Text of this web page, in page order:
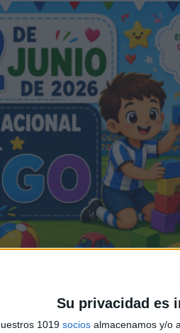
Su privacidad es
1019 socios almacenamos y/o